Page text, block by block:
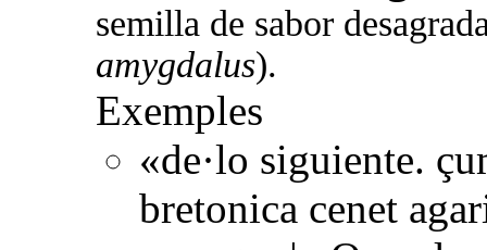
semilla de sabor
amygdalus).
Exemples
«de·lo siguiente.
bretonica cenet